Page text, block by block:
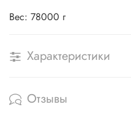
Вес: 78000 г
Характеристики
Отзывы